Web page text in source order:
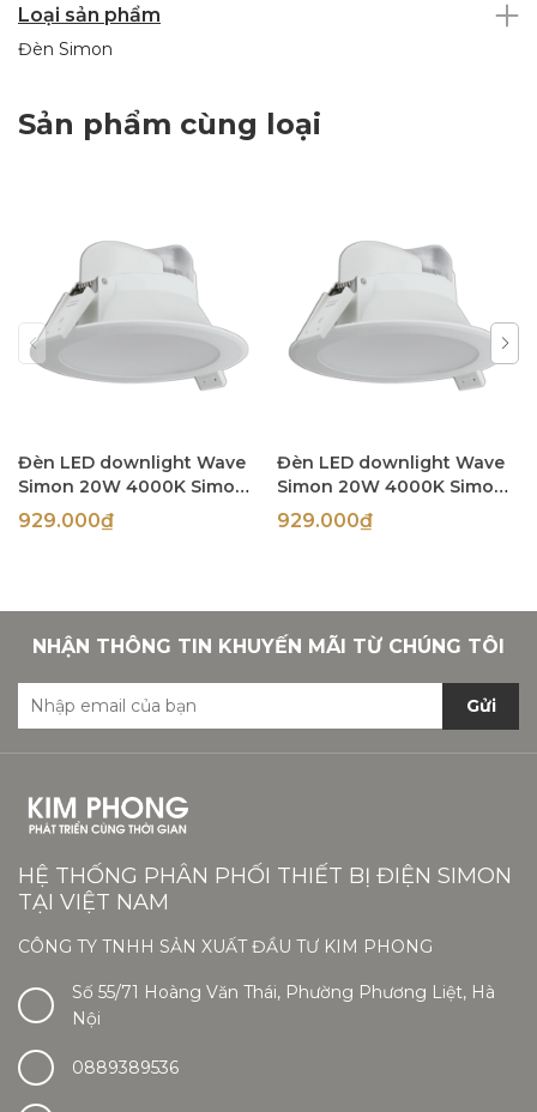
Loại sản phẩm
Đèn Simon
Sản phẩm cùng loại
Đèn LED downlight Wave
Simon 20W 4000K Simon
N03E0-1027
929.000₫
Đèn LED downlight Wave
Simon 20W 4000K Simon
N03E0-1026
929.000₫
NHẬN THÔNG TIN KHUYẾN MÃI TỪ CHÚNG TÔI
Gửi
HỆ THỐNG PHÂN PHỐI THIẾT BỊ ĐIỆN SIMON
TẠI VIỆT NAM
CÔNG TY TNHH SẢN XUẤT ĐẦU TƯ KIM PHONG
Số 55/71 Hoàng Văn Thái, Phường Phương Liệt, Hà
Nội
0889389536